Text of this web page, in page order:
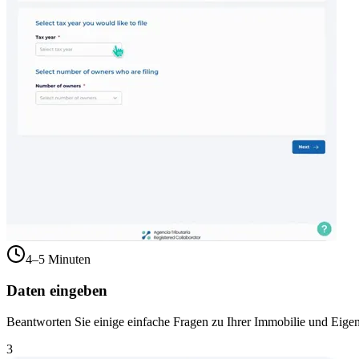
4–5 Minuten
Daten eingeben
Beantworten Sie einige einfache Fragen zu Ihrer Immobilie und
3